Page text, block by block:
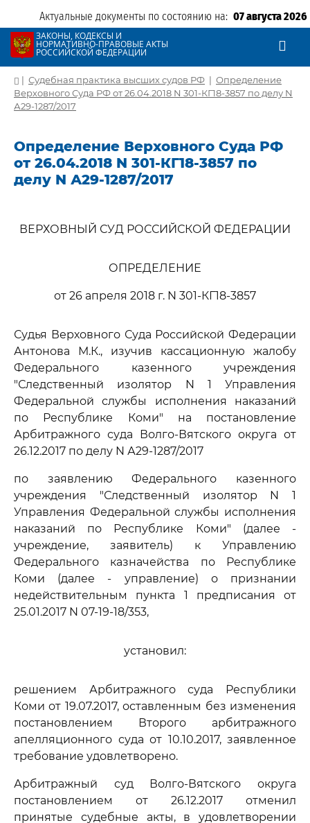
Актуальные документы по состоянию на: 07 августа 2026
ЗАКОНЫ, КОДЕКСЫ И
НОРМАТИВНО-ПРАВОВЫЕ АКТЫ
РОССИЙСКОЙ ФЕДЕРАЦИИ
| Судебная практика высших судов РФ | Определение
Верховного Суда РФ от 26.04.2018 N 301-КГ18-3857 по делу N
А29-1287/2017
Определение Верховного Суда РФ
от 26.04.2018 N 301-КГ18-3857 по
делу N А29-1287/2017
ВЕРХОВНЫЙ СУД РОССИЙСКОЙ ФЕДЕРАЦИИ
ОПРЕДЕЛЕНИЕ
от 26 апреля 2018 г. N 301-КГ18-3857
Судья Верховного Суда Российской Федерации
Антонова М.К., изучив кассационную жалобу
Федерального казенного учреждения
"Следственный изолятор N 1 Управления
Федеральной службы исполнения наказаний
по Республике Коми" на постановление
Арбитражного суда Волго-Вятского округа от
26.12.2017 по делу N А29-1287/2017
по заявлению Федерального казенного
учреждения "Следственный изолятор N 1
Управления Федеральной службы исполнения
наказаний по Республике Коми" (далее -
учреждение, заявитель) к Управлению
Федерального казначейства по Республике
Коми (далее - управление) о признании
недействительным пункта 1 предписания от
25.01.2017 N 07-19-18/353,
установил:
решением Арбитражного суда Республики
Коми от 19.07.2017, оставленным без изменения
постановлением Второго арбитражного
апелляционного суда от 10.10.2017, заявленное
требование удовлетворено.
Арбитражный суд Волго-Вятского округа
постановлением от 26.12.2017 отменил
принятые судебные акты, в удовлетворении